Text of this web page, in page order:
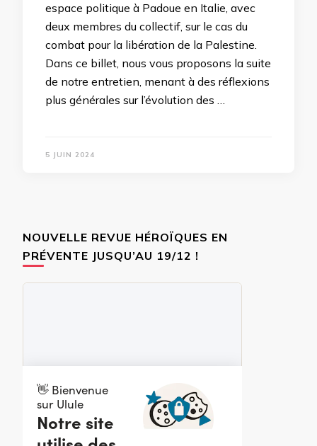
espace politique à Padoue en Italie, avec
deux membres du collectif, sur le cas du
combat pour la libération de la Palestine.
Dans ce billet, nous vous proposons la suite
de notre entretien, menant à des réflexions
plus générales sur l’évolution des …
5 JUIN 2024
NOUVELLE REVUE HÉROÏQUES EN
PRÉVENTE JUSQU’AU 19/12 !